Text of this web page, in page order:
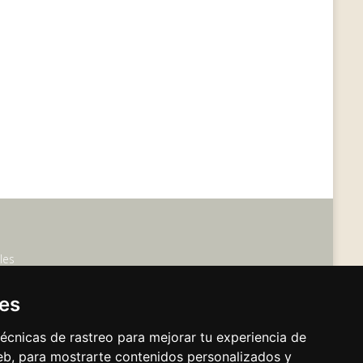
de rastreo para mejorar tu experiencia de
para mostrarte contenidos personalizados y